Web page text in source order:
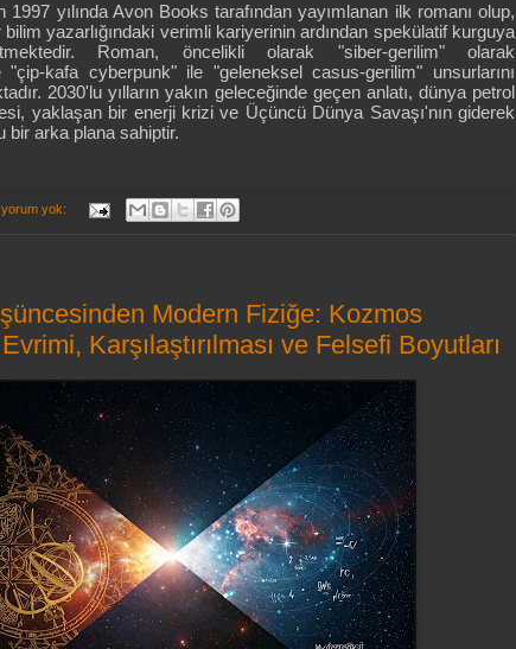
1997 yılında Avon Books tarafından yayımlanan ilk romanı olup,
yazarlığındaki verimli kariyerinin ardından spekülatif kurguya
Roman, öncelikli olarak "siber-gerilim" olarak
"çip-kafa cyberpunk" ile "geleneksel casus-gerilim" unsurlarını
2030'lu yılların yakın geleceğinde geçen anlatı, dünya petrol
yaklaşan bir enerji krizi ve Üçüncü Dünya Savaşı'nın giderek
bir arka plana sahiptir.
yok:
Modern Fiziğe: Kozmos
Karşılaştırılması ve Felsefi Boyutları